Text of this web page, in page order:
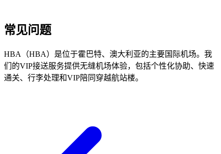
常见问题
HBA（HBA）是位于霍巴特、澳大利亚的主要国际机场。我
们的VIP接送服务提供无缝机场体验，包括个性化协助、快速
通关、行李处理和VIP陪同穿越航站楼。